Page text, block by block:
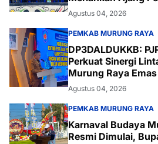
Agustus 04, 2026
PEMKAB MURUNG RAYA
DP3DALDUKKB:
Perkuat Sinergi
Murung Raya
Agustus 04, 2026
PEMKAB MURUNG RAYA
Karnaval Budaya
Resmi Dimulai,